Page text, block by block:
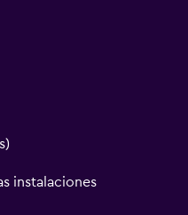
instalaciones